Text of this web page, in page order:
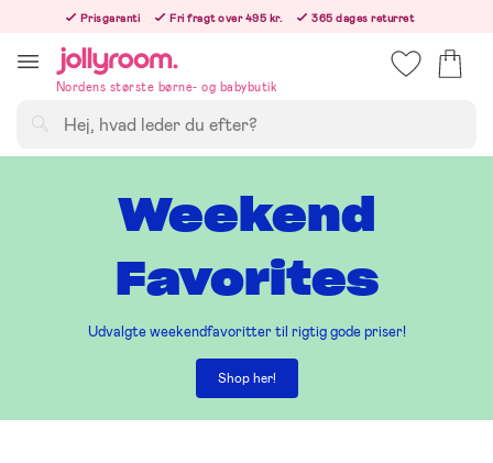
innehållet
Prisgaranti Fri fragt over 495 kr.
365 dages returret
Nordens største børne- og babybutik
Weekend
Favorites
Udvalgte weekendfavoritter til rigtig gode priser!
Shop her!